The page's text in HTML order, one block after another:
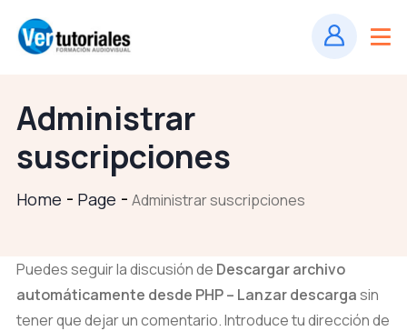
Administrar
suscripciones
Home Page Administrar suscripciones
Puedes seguir la discusión de Descargar archivo
automáticamente desde PHP – Lanzar descargasin
tener que dejar un comentario. Introduce tu dirección de